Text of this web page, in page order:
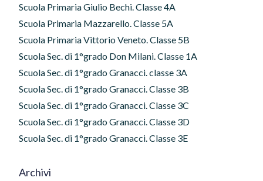
Scuola Primaria Giulio Bechi. Classe 4A
Scuola Primaria Mazzarello. Classe 5A
Scuola Primaria Vittorio Veneto. Classe 5B
Scuola Sec. di 1°grado Don Milani. Classe 1A
Scuola Sec. di 1°grado Granacci. classe 3A
Scuola Sec. di 1°grado Granacci. Classe 3B
Scuola Sec. di 1°grado Granacci. Classe 3C
Scuola Sec. di 1°grado Granacci. Classe 3D
Scuola Sec. di 1°grado Granacci. Classe 3E
Archivi